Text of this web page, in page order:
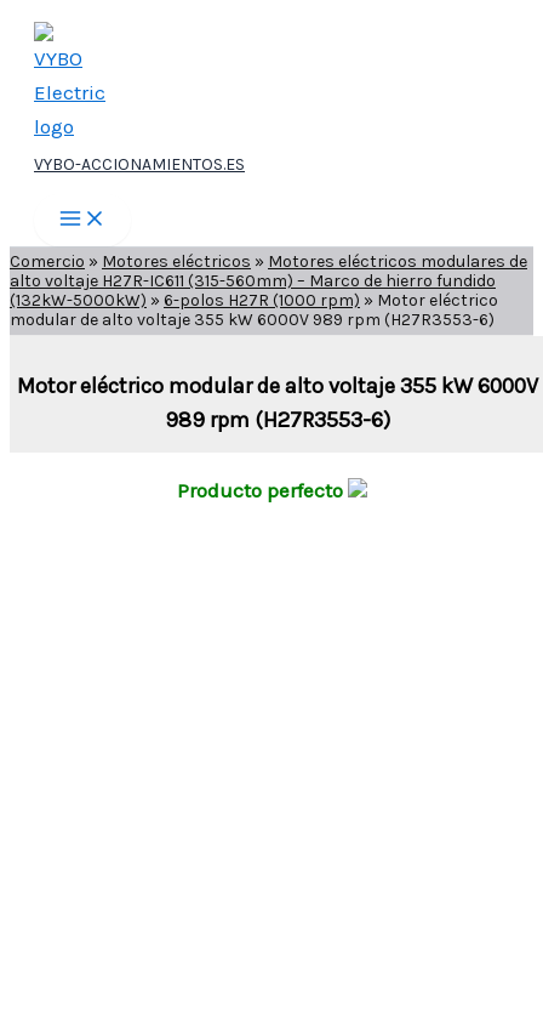
contenido
VYBO-ACCIONAMIENTOS.ES
Comercio » Motores eléctricos » Motores eléctricos modulares de
alto voltaje H27R-IC611 (315-560mm) – Marco de hierro fundido
(132kW-5000kW) » 6-polos H27R (1000 rpm) » Motor eléctrico
modular de alto voltaje 355 kW 6000V 989 rpm (H27R3553-6)
Motor eléctrico modular de alto voltaje 355 kW 6000V
989 rpm (H27R3553-6)
Producto perfecto